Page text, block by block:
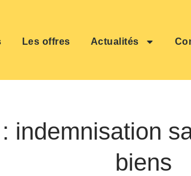
Les offres Actualités
indemnisation
biens